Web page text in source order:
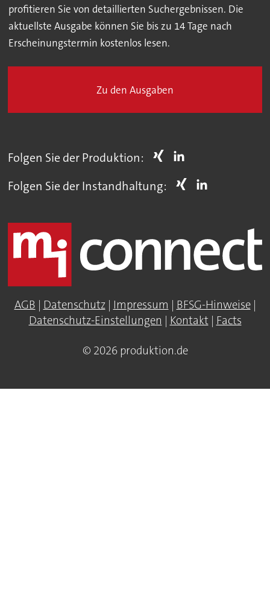
profitieren Sie von detaillierten Suchergebnissen. Die
aktuellste Ausgabe können Sie bis zu 14 Tage nach
Erscheinungstermin kostenlos lesen.
Zu den Ausgaben
Folgen Sie der Produktion:
Folgen Sie der Instandhaltung:
AGB | Datenschutz| Impressum | BFSG-Hinweise|
Datenschutz-Einstellungen | Kontakt| Facts
© 2026 produktion.de